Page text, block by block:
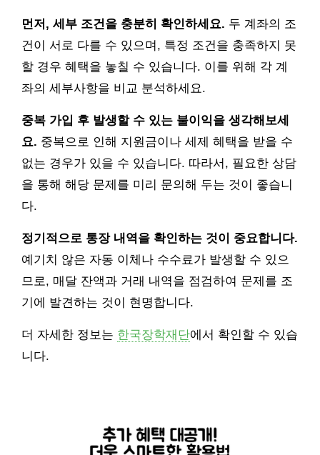
먼저, 세부 조건을 충분히 확인하세요. 두 계좌의 조
건이 서로 다를 수 있으며, 특정 조건을 충족하지 못
할 경우 혜택을 놓칠 수 있습니다. 이를 위해 각 계
좌의 세부사항을 비교 분석하세요.
중복 가입 후 발생할 수 있는 불이익을 생각해보세
요. 중복으로 인해 지원금이나 세제 혜택을 받을 수
없는 경우가 있을 수 있습니다. 따라서, 필요한 상담
을 통해 해당 문제를 미리 문의해 두는 것이 좋습니
다.
정기적으로 통장 내역을 확인하는 것이 중요합니다.
예기치 않은 자동 이체나 수수료가 발생할 수 있으
므로, 매달 잔액과 거래 내역을 점검하여 문제를 조
기에 발견하는 것이 현명합니다.
더 자세한 정보는 한국장학재단에서 확인할 수 있습
니다.